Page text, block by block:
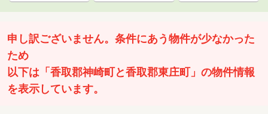
申し訳ございません。条件にあう物件が少なかった
ため
以下は「香取郡神崎町と香取郡東庄町」の物件情報
を表示しています。